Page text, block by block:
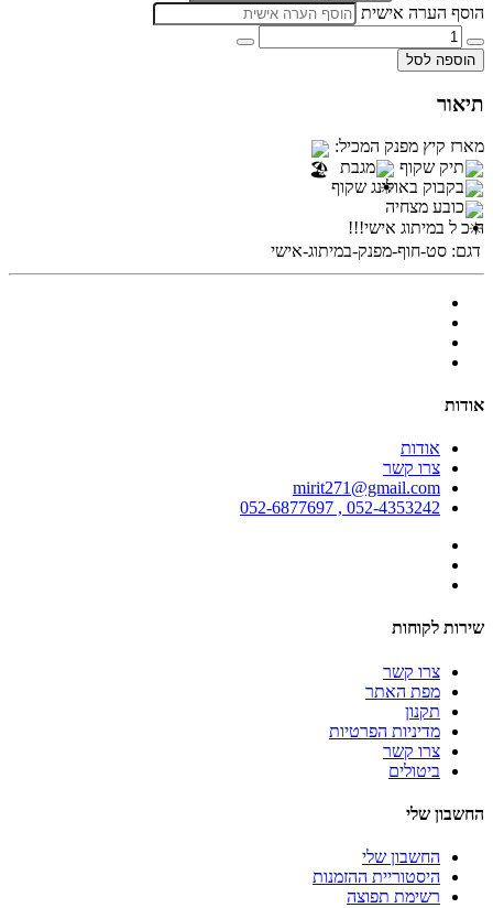
הוסף הערה אישית
הוספה לסל
תיאור
מארז קיץ מפנק המכיל:
תיק שקוף
מגבת
בקבוק באולינג שקוף
כובע מצחיה
ה כ ל במיתוג אישי!!!
דגם: סט-חוף-מפנק-במיתוג-אישי
אודות
אודות
צרו קשר
mirit271@gmail.com
052-4353242 , 052-6877697
שירות לקוחות
צרו קשר
מפת האתר
תקנון
מדיניות הפרטיות
צרו קשר
ביטולים
החשבון שלי
החשבון שלי
היסטוריית ההזמנות
רשימת תפוצה